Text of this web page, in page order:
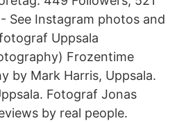
See Instagram photos and
Uppsala
Frozentime
by Mark Harris, Uppsala.
Fotograf Jonas
by real people.